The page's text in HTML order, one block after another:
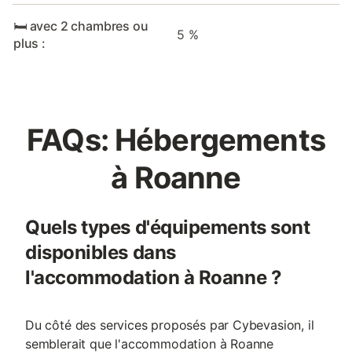
🛏️ avec 2 chambres ou
plus :
5 %
FAQs: Hébergements
à Roanne
Quels types d'équipements sont
disponibles dans
l'accommodation à Roanne ?
Du côté des services proposés par Cybevasion, il
semblerait que l'accommodation à Roanne